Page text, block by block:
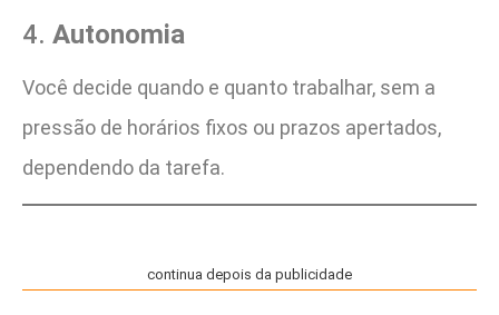
4. Autonomia
Você decide quando e quanto trabalhar, sem a
pressão de horários fixos ou prazos apertados,
dependendo da tarefa.
continua depois da publicidade